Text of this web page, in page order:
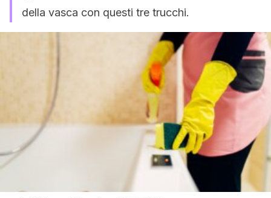
della vasca con questi tre trucchi.